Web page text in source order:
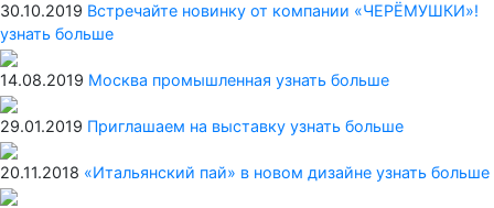
30.10.2019 Встречайте новинку от компании «ЧЕРЁМУШКИ»!
узнать больше
14.08.2019 Москва промышленная узнать больше
29.01.2019 Приглашаем на выставку узнать больше
20.11.2018 «Итальянский пай» в новом дизайне узнать больше